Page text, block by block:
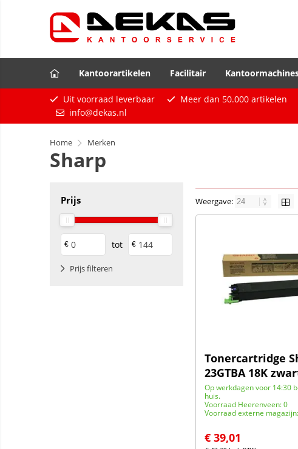
Kantoorartikelen Facilitair
Uit voorraad leverbaar Meer dan 50.000 artikelen
info@dekas.nl
Home Merken
Sharp
Prijs
€ tot €
Prijs filteren
Weergave:
Tonercartridge
23GTBA 18K
Op werkdagen voor 14:30
huis.
Voorraad Heerenveen: 0
Voorraad externe
€ 39,01